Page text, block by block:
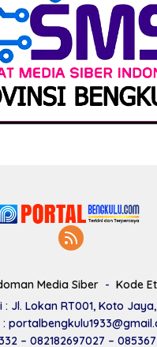
Media Siber Kode
: Jl. Lokan RT001, Koto
– 082182697027 –